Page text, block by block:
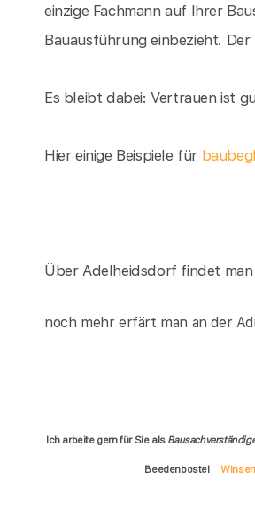
einzige Fachmann auf Ihrer
Bauausführung einbezieht.
Es bleibt dabei: Vertrauen ist
Hier einige Beispiele für
Über Adelheidsdorf findet
noch mehr erfärt man an der
Ich arbeite gern für Sie als
Beedenbostel